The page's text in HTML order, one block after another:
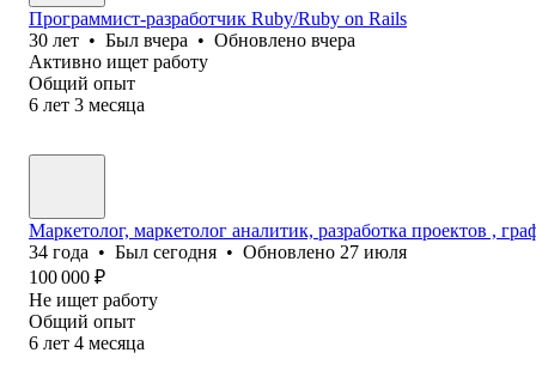
Программист-разработчик Ruby/Ruby on Rails
30 лет • Был вчера • Обновлено вчера
Активно ищет работу
Общий опыт
6 лет 3 месяца
Маркетолог, маркетолог аналитик, разработка проектов ,
34 года • Был сегодня • Обновлено 27 июля
100 000 ₽
Не ищет работу
Общий опыт
6 лет 4 месяца